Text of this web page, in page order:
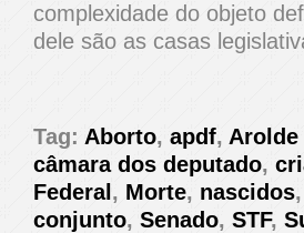
complexidade do objeto
dele são as casas
Tag: Aborto, apdf,
câmara dos deputado,
Federal , Morte, nascidos,
conjunto, Senado, STF,